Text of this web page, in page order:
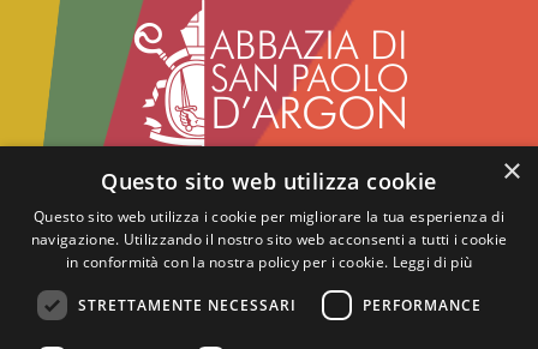
Abbazia benedettina di San Paolo d'Argon
Via del Convento, 1 - 24060
San Paolo d'Argon - BG
tel.:+39 035.958859- fax: +39 035.4216417
info@abbaziasanpaolodargon.org
×
Questo sito web utilizza cookie
Questo sito web utilizza i cookie per migliorare la tua esperienza di
navigazione. Utilizzando il nostro sito web acconsenti a tutti i cookie
in conformità con la nostra policy per i cookie. Leggi di più
STRETTAMENTE NECESSARI PERFORMANCE